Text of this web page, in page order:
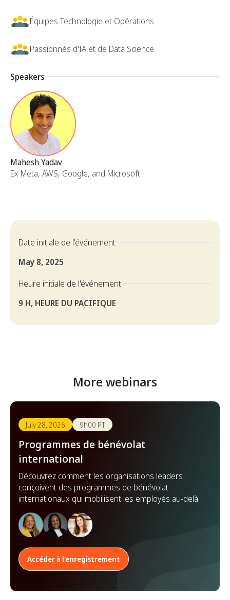
Équipes Technologie et Opérations
Passionnés d'IA et de Data Science
Speakers
Mahesh Yadav
Ex Meta, AWS, Google, and Microsoft
Date initiale de l'événement
May 8, 2025
Heure initiale de l'événement
9 H, HEURE DU PACIFIQUE
More webinars
July 28, 2026 9h00 PT
Programmes de bénévolat
international
Découvrez comment les organisations leaders
conçoivent des programmes de bénévolat
internationaux qui mobilisent les employés au-delà
des frontières, renforcent les partenariats et
démultiplient leur impact à l'échelle mondiale.
Accéder à l'enregistrement